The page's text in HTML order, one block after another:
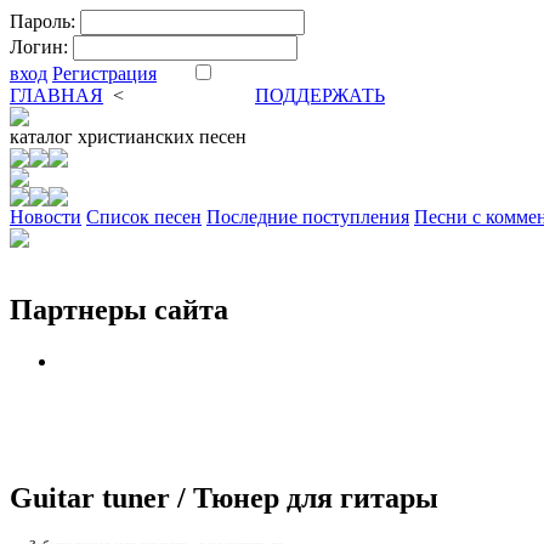
Пароль:
Логин:
вход Регистрация
ГЛАВНАЯ <
ПОДДЕРЖАТЬ
каталог христианских песен
Новости Cписок песен Последние поступления Песни с
Партнеры сайта
Guitar tuner / Тюнер для гитары